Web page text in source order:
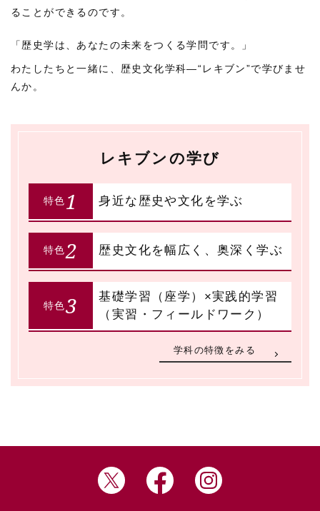
ることができるのです。
「歴史学は、あなたの未来をつくる学問です。」
わたしたちと一緒に、歴史文化学科―“レキブン”で学びませ
んか。
レキブンの学び
特色1 身近な歴史や文化を学ぶ
特色2 歴史文化を幅広く、奥深く学ぶ
特色3
基礎学習（座学）×実践的学習
（実習・フィールドワーク）
学科の特徴をみる